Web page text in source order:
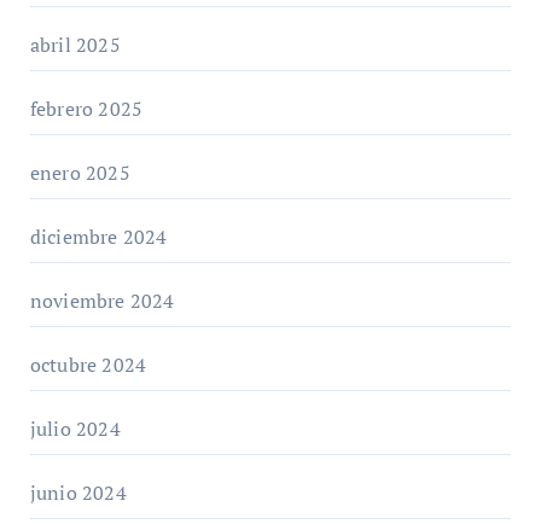
abril 2025
febrero 2025
enero 2025
diciembre 2024
noviembre 2024
octubre 2024
julio 2024
junio 2024